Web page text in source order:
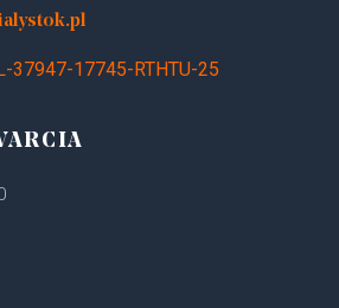
37947-17745-RTHTU-25